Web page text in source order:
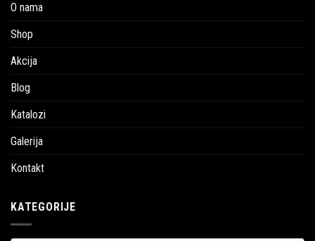
O nama
Shop
Akcija
Blog
Katalozi
Galerija
Kontakt
KATEGORIJE